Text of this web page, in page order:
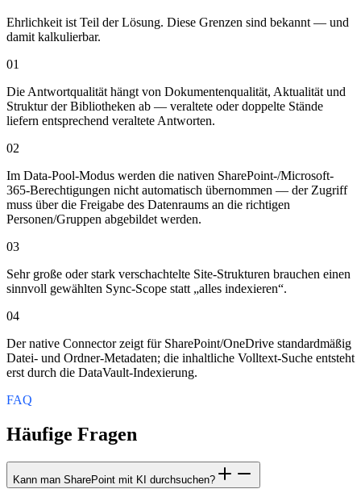
Ehrlichkeit ist Teil der Lösung. Diese Grenzen sind bekannt — und
damit kalkulierbar.
01
Die Antwortqualität hängt von Dokumentenqualität, Aktualität und
Struktur der Bibliotheken ab — veraltete oder doppelte Stände
liefern entsprechend veraltete Antworten.
02
Im Data-Pool-Modus werden die nativen SharePoint-/Microsoft-
365-Berechtigungen nicht automatisch übernommen — der Zugriff
muss über die Freigabe des Datenraums an die richtigen
Personen/Gruppen abgebildet werden.
03
Sehr große oder stark verschachtelte Site-Strukturen brauchen einen
sinnvoll gewählten Sync-Scope statt „alles indexieren“.
04
Der native Connector zeigt für SharePoint/OneDrive standardmäßig
Datei- und Ordner-Metadaten; die inhaltliche Volltext-Suche entsteht
erst durch die DataVault-Indexierung.
FAQ
Häufige Fragen
Kann man SharePoint mit KI durchsuchen?